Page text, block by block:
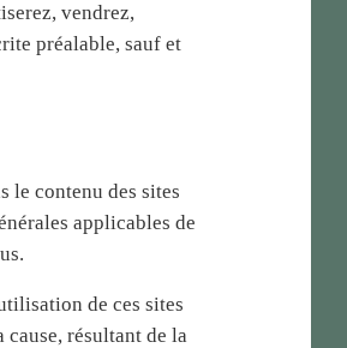
vendrez,
préalable, sauf et
le contenu des sites
applicables de
de ces sites
cause, résultant de la